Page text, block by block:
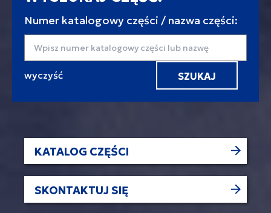
Numer katalogowy części / nazwa części:
KATALOG CZĘŚCI
SKONTAKTUJ SIĘ